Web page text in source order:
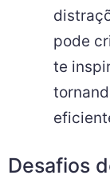
pode
te
Desafios